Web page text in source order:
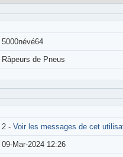
5000névé64
Râpeurs de Pneus
2 - Voir les messages de cet
09-Mar-2024 12:26